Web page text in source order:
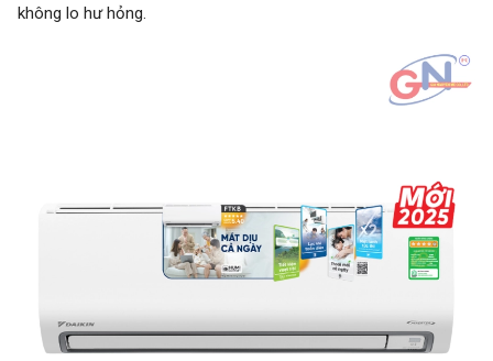
không lo hư hỏng.